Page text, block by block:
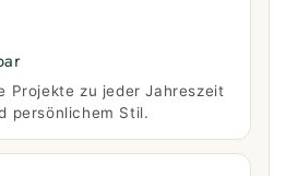
Projekte zu jeder Jahreszeit
persönlichem Stil.